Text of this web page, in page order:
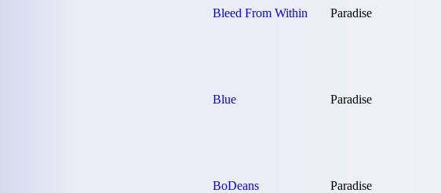
Bleed From Within Paradise
Blue Paradise
BoDeans Paradise